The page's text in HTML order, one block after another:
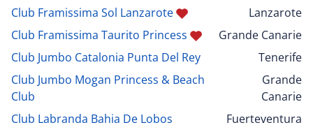
Club Framissima Sol Lanzarote
Lanzarote
Club Framissima Taurito Princess
Grande Canarie
Club Jumbo Catalonia Punta Del Rey
Tenerife
Club Jumbo Mogan Princess & Beach
Club
Grande
Canarie
Club Labranda Bahia De Lobos
Fuerteventura